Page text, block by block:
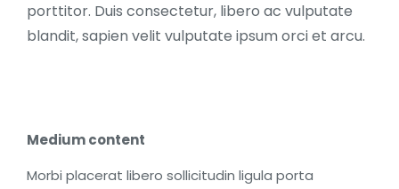
porttitor. Duis consectetur, libero ac vulputate
blandit, sapien velit vulputate ipsum orci et arcu.
Medium content
Morbi placerat libero sollicitudin ligula porta